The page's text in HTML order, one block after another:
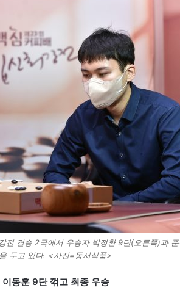
전 결승 2국에서 우승자 박정환 9단(오른쪽)과
두고 있다. <사진=동서식품>
동훈 9단 꺾고 최종 우승